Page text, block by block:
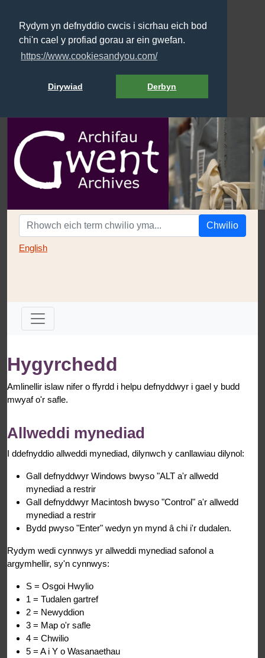
Rydym yn defnyddio cwcis i sicrhau eich bod
chi'n cael y profiad gorau ar ein gwefan.
https://www.cookiesandyou.com/
Dirywiad Derbyn
Chwilio
English
Hygyrchedd
Amlinellir islaw nifer o ffyrdd i helpu defnyddwyr i gael y budd
mwyaf o'r safle.
Allweddi mynediad
I ddefnyddio allweddi mynediad, dilynwch y canllawiau dilynol:
Gall defnyddwyr Windows bwyso "ALT a'r allwedd
mynediad a restrir
Gall defnyddwyr Macintosh bwyso "Control" a'r allwedd
mynediad a restrir
Bydd pwyso "Enter" wedyn yn mynd â chi i'r dudalen.
Rydym wedi cynnwys yr allweddi mynediad safonol a
argymhellir, sy'n cynnwys:
S = Osgoi Hwylio
1 = Tudalen gartref
2 = Newyddion
3 = Map o'r safle
4 = Chwilio
5 = A i Y o Wasanaethau